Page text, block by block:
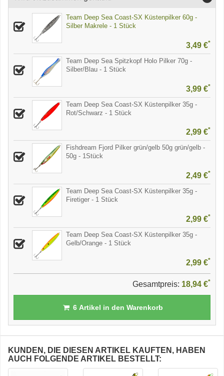
Team Deep Sea Coast-SX Küstenpilker 60g -
Silber Makrele - 1 Stück
3,49 €*
Team Deep Sea Spitzkopf Holo Pilker 70g -
Silber/Blau - 1 Stück
3,99 €*
Team Deep Sea Coast-SX Küstenpilker 35g -
Rot/Schwarz - 1 Stück
2,99 €*
Fishdream Fjord Pilker grün/gelb 50g grün/gelb -
50g - 1Stück
2,49 €*
Team Deep Sea Coast-SX Küstenpilker 35g -
Firetiger - 1 Stück
2,99 €*
Team Deep Sea Coast-SX Küstenpilker 35g -
Gelb/Orange - 1 Stück
2,99 €*
Gesamtpreis: 18,94 €*
6Artikel in den Warenkorb
KUNDEN, DIE DIESEN ARTIKEL KAUFTEN, HABEN
AUCH FOLGENDE ARTIKEL BESTELLT: